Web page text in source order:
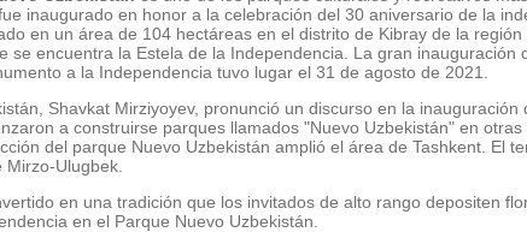
inaugurado en honor a la celebración del 30 aniversario de la
en un área de 104 hectáreas en el distrito de Kibray de la región
se encuentra la Estela de la Independencia. La gran inauguración
a la Independencia tuvo lugar el 31 de agosto de 2021.
Shavkat Mirziyoyev, pronunció un discurso en la inauguración
a construirse parques llamados "Nuevo Uzbekistán" en otras
del parque Nuevo Uzbekistán amplió el área de Tashkent. El
Ulugbek.
en una tradición que los invitados de alto rango depositen
en el Parque Nuevo Uzbekistán.